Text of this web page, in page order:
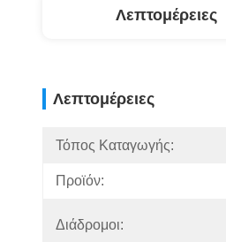
Λεπτομέρειες
Λεπτομέρειες
Τόπος Καταγωγής:
Προϊόν:
Διάδρομοι: